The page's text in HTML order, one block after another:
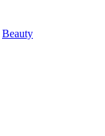
Beauty